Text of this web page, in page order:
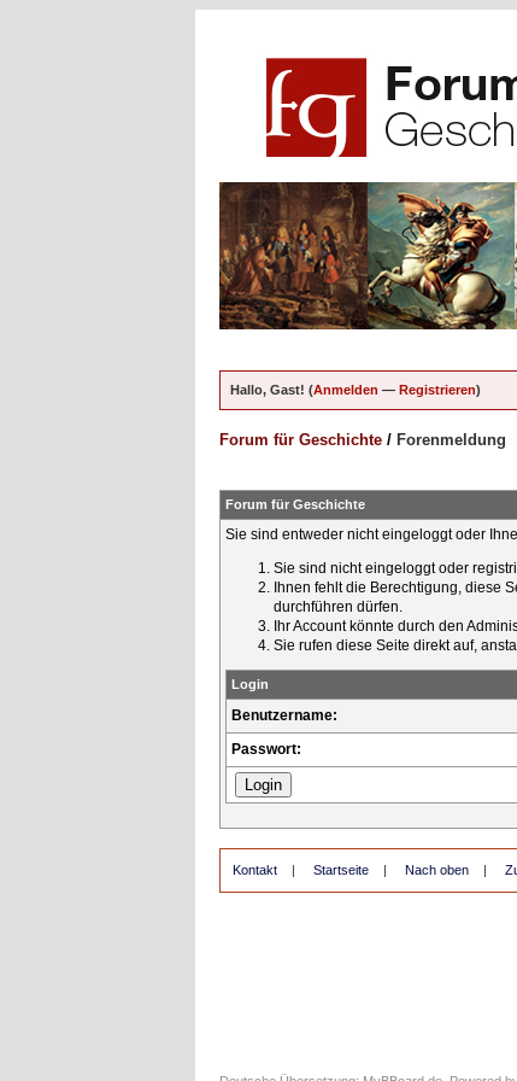
Hallo, Gast! (Anmelden — Registrieren)
Forum für Geschichte / Forenmeldung
Forum für Geschichte
Sie sind entweder nicht eingeloggt oder
Sie sind nicht eingeloggt oder
Ihnen fehlt die Berechtigung, diese
durchführen dürfen.
Ihr Account könnte durch den
Sie rufen diese Seite direkt auf,
Login
Benutzername:
Passwort:
Kontakt | Startseite | Nach oben |